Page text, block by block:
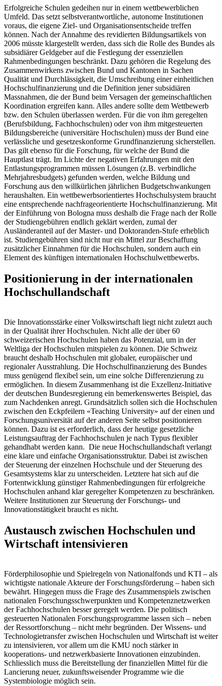
Erfolgreiche Schulen gedeihen nur in einem wettbewerblichen
Umfeld. Das setzt selbstverantwortliche, autonome Institutionen
voraus, die eigene Ziel- und Organisationsentscheide treffen
können. Nach der Annahme des revidierten Bildungsartikels von
2006 müsste klargestellt werden, dass sich die Rolle des Bundes als
subsidiärer Geldgeber auf die Festlegung der essenziellen
Rahmenbedingungen beschränkt. Dazu gehören die Regelung des
Zusammenwirkens zwischen Bund und Kantonen in Sachen
Qualität und Durchlässigkeit, die Umschreibung einer einheitlichen
Hochschulfinanzierung und die Definition jener subsidiären
Massnahmen, die der Bund beim Versagen der gemeinschaftlichen
Koordination ergreifen kann. Alles andere sollte dem Wettbewerb
bzw. den Schulen überlassen werden. Für die von ihm geregelten
(Berufsbildung, Fachhochschulen) oder von ihm mitgesteuerten
Bildungsbereiche (universitäre Hochschulen) muss der Bund eine
verlässliche und gesetzeskonforme Grundfinanzierung sicherstellen.
Das gilt ebenso für die Forschung, für welche der Bund die
Hauptlast trägt. Im Lichte der negativen Erfahrungen mit den
Entlastungsprogrammen müssen Lösungen (z.B. verbindliche
Mehrjahresbudgets) gefunden werden, welche Bildung und
Forschung aus den willkürlichen jährlichen Budgetschwankungen
heraushalten. Ein wettbewerbsorientiertes Hochschulsystem braucht
eine entsprechende nachfrageorientierte Hochschulfinanzierung. Mit
der Einführung von Bologna muss deshalb die Frage nach der Rolle
der Studiengebühren endlich geklärt werden, zumal der
Ausländeranteil auf der Master- und Doktoranden-Stufe erheblich
ist. Studiengebühren sind nicht nur ein Mittel zur Beschaffung
zusätzlicher Einnahmen für die Hochschulen, sondern auch ein
Element des künftigen internationalen Hochschulwettbewerbs.
Positionierung in der internationalen
Hochschullandschaft
Die Innovationsstärke einer Volkswirtschaft liegt nicht zuletzt auch
in der Qualität ihrer Hochschulen. Nicht alle der über 60
schweizerischen Hochschulen haben das Potenzial, um in der
Weltliga der Hochschulen mitspielen zu können. Die Schweiz
braucht deshalb Hochschulen mit globaler, europäischer und
regionaler Ausstrahlung. Die Hochschulfinanzierung des Bundes
muss genügend flexibel sein, um eine solche Differenzierung zu
ermöglichen. In diesem Zusammenhang ist die Exzellenz-Initiative
der deutschen Bundesregierung ein bemerkenswertes Beispiel, das
zum Nachdenken anregt. Grundsätzlich sollen sich die Hochschulen
zwischen den Eckpfeilern «Teaching University» auf der einen und
Forschungsuniversität auf der anderen Seite selbst positionieren
können. Dazu ist es erforderlich, dass der heutige gesetzliche
Leistungsauftrag der Fachhochschulen je nach Typus flexibler
gehandhabt werden kann. Die neue Hochschullandschaft verlangt
eine klare und einfache Organisationsstruktur. Dabei ist zwischen
der Steuerung der einzelnen Hochschule und der Steuerung des
Gesamtsystems klar zu unterscheiden. Letztere hat sich auf die
Fortentwicklung günstiger Rahmenbedingungen für erfolgreiche
Hochschulen anhand klar geregelter Kompetenzen zu beschränken.
Weitere Institutionen zur Steuerung der Forschungs- und
Innovationstätigkeit braucht es nicht.
Austausch zwischen Hochschulen und
Wirtschaft intensivieren
Förderphilosophie und Spielregeln von Nationalfonds und KTI – als
wichtigste nationale Akteure der Forschungsförderung – haben sich
bewährt. Hingegen muss die Frage des Zusammenspiels zwischen
nationalen Forschungsschwerpunkten und Kompetenznetzwerken
der Fachhochschulen besser geregelt werden. Die politisch
gesteuerten Nationalen Forschungsprogramme lassen sich – neben
der Ressortforschung – nicht mehr begründen. Der Wissens- und
Technologietransfer zwischen Hochschulen und Wirtschaft ist weiter
zu intensivieren, vor allem um die KMU noch stärker in
kooperations- und netzwerkbasierte Innovationen einzubinden.
Schliesslich muss die Bereitstellung der finanziellen Mittel für die
Lancierung neuer, zukunftsweisender Programme wie die
Systembiologie möglich sein.